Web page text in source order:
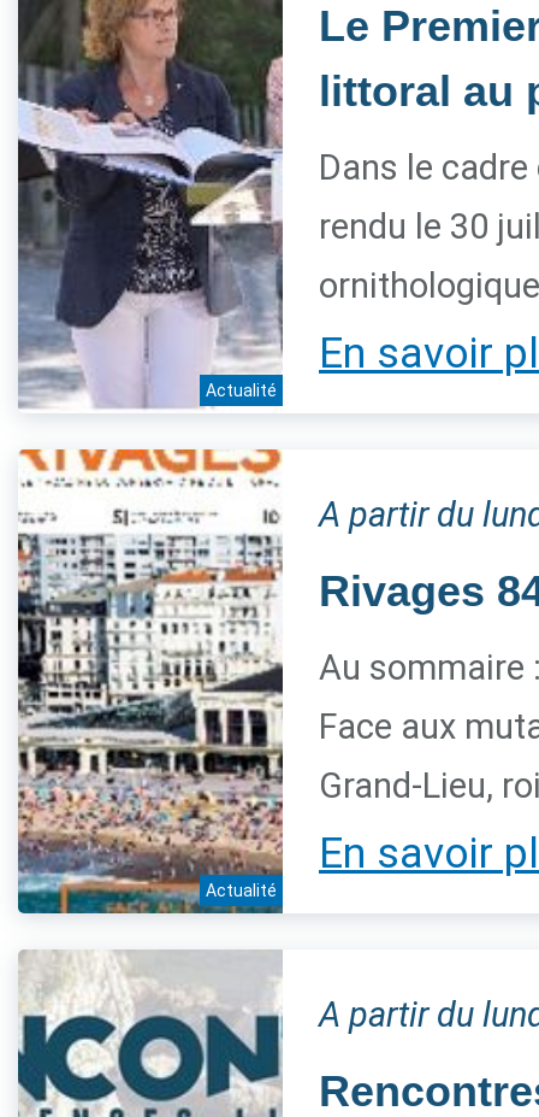
Actualité
Le
littoral au
Dans le
rendu le 30
En savoir
Actualité
A partir du
Rivages
Au sommaire
Face aux
Grand-Lieu,
En savoir
A partir du